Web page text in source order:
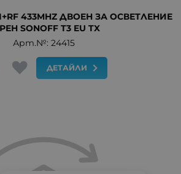
433MHZ ДВОЕН ЗА ОСВЕТЛЕНИЕ
SONOFF T3 EU TX
Арт.№: 24415
ДЕТАЙЛИ